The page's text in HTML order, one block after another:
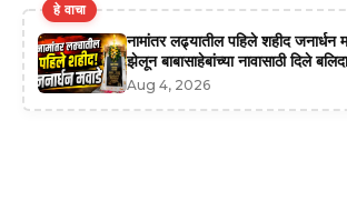
हे वाचा
नामांतर लढ्यातील पहिले शहीद जनार्धन
झेलून बाबासाहेबांच्या नावासाठी दिले
Aug 4, 2026